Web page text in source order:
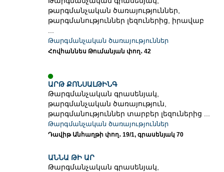
թարգմանչական ծառայություններ,
թարգմանություններ լեզուներից, իրավաբ
Թարգմանչական ծառայություններ
Հովհաննես Թումանյան փող․ 42
ԱՐԹ ՔՈՆՍԱԼԹԻՆԳ
Թարգմանչական գրասենյակ,
թարգմանչական ծառայություն,
թարգմանություններ տարբեր լեզուներից ...
Թարգմանչական ծառայություններ
Դավիթ Անհաղթի փող․ 19/1, գրասենյակ 70
ԱՆՆԱ ԹԻ ԱՐ
Թարգմանչական գրասենյակ,